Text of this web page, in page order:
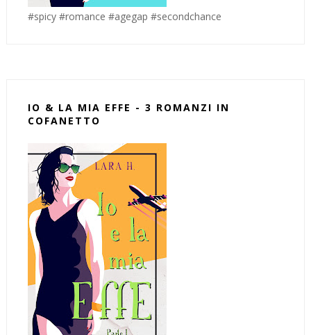
#spicy #romance #agegap #secondchance
IO & LA MIA EFFE - 3 ROMANZI IN
COFANETTO